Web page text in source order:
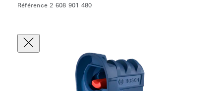
Référence 2 608 901 480